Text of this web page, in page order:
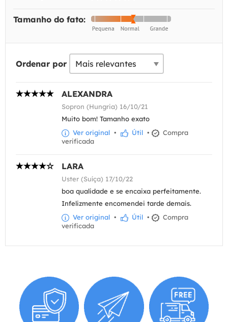
Tamanho do fato:
Ordenar por
ALEXANDRA
Sopron (Hungria) 16/10/21
Muito bom! Tamanho exato
Ver original • Útil •
Compra
verificada
LARA
Uster (Suíça) 17/10/22
boa qualidade e se encaixa perfeitamente.
Infelizmente encomendei tarde demais.
Ver original • Útil •
Compra
verificada